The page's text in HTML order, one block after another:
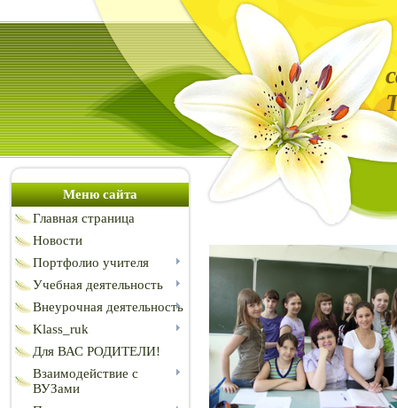
Меню сайта
Главная страница
Новости
Портфолио учителя
Учебная деятельность
Внеурочная деятельность
Klass_ruk
Для ВАС РОДИТЕЛИ!
Взаимодействие с
ВУЗами